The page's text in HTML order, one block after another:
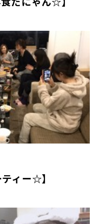
ィー☆】